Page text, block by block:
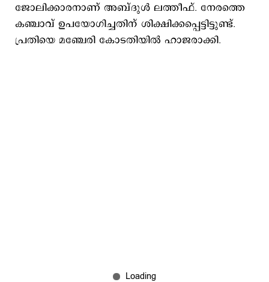
ജോലിക്കാരനാണ് അബ്ദുൾ ലത്തീഫ്. നേരത്തെ
കഞ്ചാവ് ഉപയോഗിച്ചതിന് ശിക്ഷിക്കപ്പെട്ടിട്ടുണ്ട്.
പ്രതിയെ മഞ്ചേരി കോടതിയിൽ ഹാജരാക്കി.